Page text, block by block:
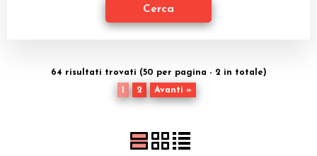
64 risultati trovati (50 per pagina - 2 in totale)
1
2 Avanti »